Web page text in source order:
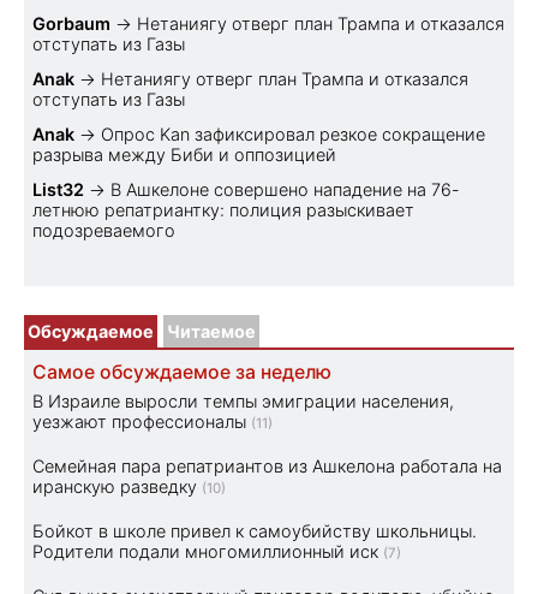
Gorbaum → Нетаниягу отверг план Трампа и отказался
отступать из Газы
Anak → Нетаниягу отверг план Трампа и отказался
отступать из Газы
Anak → Опрос Kan зафиксировал резкое сокращение
разрыва между Биби и оппозицией
List32 → В Ашкелоне совершено нападение на 76-
летнюю репатриантку: полиция разыскивает
подозреваемого
Обсуждаемое Читаемое
Самое обсуждаемое за неделю
В Израиле выросли темпы эмиграции населения,
уезжают профессионалы (11)
Семейная пара репатриантов из Ашкелона работала на
иранскую разведку (10)
Бойкот в школе привел к самоубийству школьницы.
Родители подали многомиллионный иск (7)